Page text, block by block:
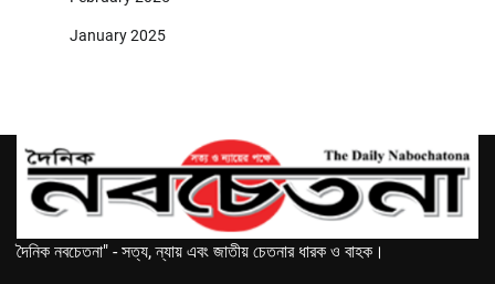
January 2025
দৈনিক নবচেতনা" - সত্য, ন্যায় এবং জাতীয় চেতনার ধারক ও বাহক।